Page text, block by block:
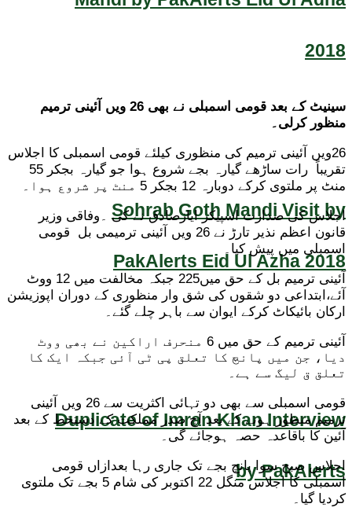
2018
Sohrab Goth Mandi Visit by
PakAlerts Eid Ul Azha 2018
Duplicate of Imran Khan Interview
by PakAlerts
سینیٹ کے بعد قومی اسمبلی نے بھی 26 ویں آئینی ترمیم
منظور کرلی۔
26ویں آئینی ترمیم کی منظوری کیلئے قومی اسمبلی کا اجلاس
تقریباً رات ساڑھے گیارہ بجے شروع ہوا جو گیارہ بجکر 55
منٹ پر ملتوی کرکے دوبارہ 12 بجکر 5 منٹ پر شروع ہوا۔
اجلاس کی صدارت اسپیکر ایازصادق نے کی ۔وفاقی وزیر
قانون اعظم نذیر تارڑ نے 26 ویں آئینی ترمیمی بل قومی
اسمبلی میں پیش کیا۔
آئینی ترمیم بل کے حق میں225 جبکہ مخالفت میں 12 ووٹ
آئے،ابتداعی دو شقوں کی شق وار منظوری کے دوران اپوزیشن
ارکان بائیکاٹ کرکے ایوان سے باہر چلے گئے۔
آئینی ترمیم کے حق میں 6 منحرف اراکین نے بھی ووٹ
دیا، جن میں پانچ کا تعلق پی ٹی آئی جبکہ ایک کا
تعلق ق لیگ سے ہے۔
قومی اسمبلی سے بھی دو تہائی اکثریت سے 26 ویں آئینی
ترمیم منظور ہونے کے بعد آج صدر مملکت کے دستخط کے بعد
آئین کا باقاعدہ حصہ ہوجائے گی۔
اجلاس صبح سوا پانچ بجے تک جاری رہا بعدازاں قومی
اسمبلی کا اجلاس منگل 22 اکتوبر کی شام 5 بجے تک ملتوی
کردیا گیا۔